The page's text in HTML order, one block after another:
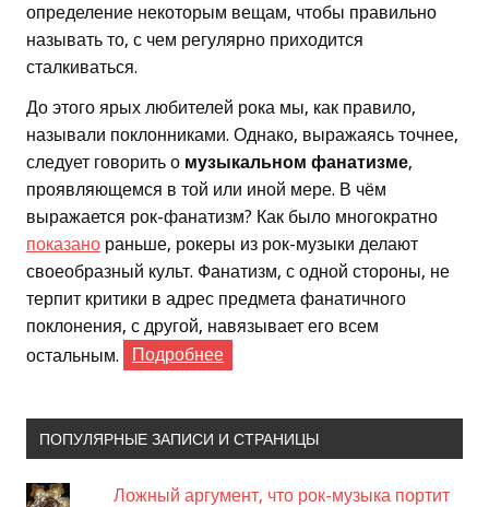
определение некоторым вещам, чтобы правильно
называть то, с чем регулярно приходится
сталкиваться.
До этого ярых любителей рока мы, как правило,
называли поклонниками. Однако, выражаясь точнее,
следует говорить о музыкальном фанатизме,
проявляющемся в той или иной мере. В чём
выражается рок-фанатизм? Как было многократно
показано раньше, рокеры из рок-музыки делают
своеобразный культ. Фанатизм, с одной стороны, не
терпит критики в адрес предмета фанатичного
поклонения, с другой, навязывает его всем
остальным.
Подробнее
ПОПУЛЯРНЫЕ ЗАПИСИ И СТРАНИЦЫ
Ложный аргумент, что рок-музыка портит